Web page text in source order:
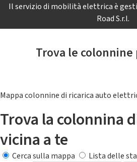
Il servizio di mobilità elettrica è
Road S.r.l.
Trova le
Mappa colonnine di ricarica auto
Trova la colonnina
vicina a te
Cerca sulla mappa
Lista delle